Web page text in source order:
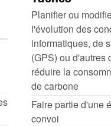
Planifier ou
l'évolution des
informatiques, de
(GPS) ou d'autres
réduire la
de carbone
Faire partie d'une
convoi